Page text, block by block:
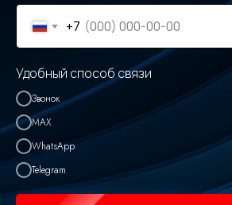
+7
Удобный способ связи
Звонок
MAX
WhatsApp
Telegram